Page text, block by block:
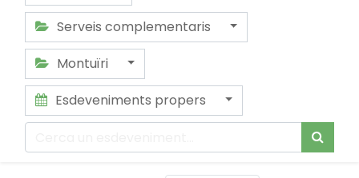
Serveis complementaris
Montuïri
Esdeveniments propers